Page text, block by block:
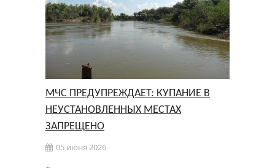
МЧС ПРЕДУПРЕЖДАЕТ: КУПАНИЕ В
НЕУСТАНОВЛЕННЫХ МЕСТАХ
ЗАПРЕЩЕНО
05 июня 2026